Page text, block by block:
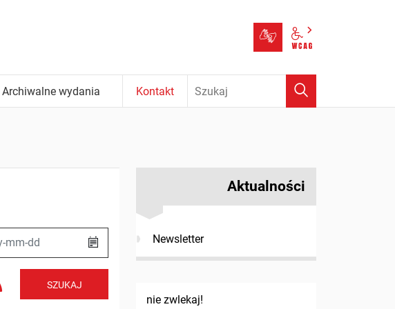
Tłumacz języka
Panel wcag
Archiwalne wydania Kontakt Wyszukaj
RSS
Aktualności
Newsletter
nie zwlekaj!